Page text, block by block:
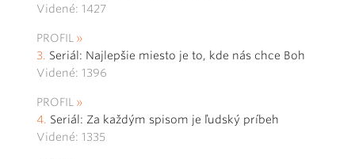
Videné: 1427
PROFIL
Seriál: Najlepšie miesto je to, kde nás chce Boh
Videné: 1396
PROFIL
Seriál: Za každým spisom je ľudský príbeh
Videné: 1335